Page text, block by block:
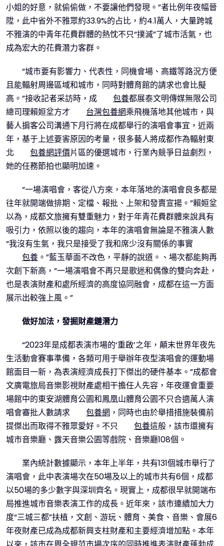
小姐的好意，就偷偷做，不要讓他們發現。”者比例年夜幅晉
陞，此中省外不雅眾約33.9%的占比，約4.1萬人，大量跨城
不雅演的中青年花費群體的熱忱不只“撲滅”了城市活氣，也
成為宏大的花費潛力客群。
“城市要有影響力、代表性，同機會場、高鐵等路況方便
且能輻射周邊區域和城市，同時對體育館的請求也會比擬
高。”接收記者采訪時，成
包養都展泰文明傳媒無限公司
總司理賴姮坌方才
台灣包養網乘飛機落地其他城市，與
藝人掮客公司溝通下月行將在成都舉行的演唱會事宜，近兩
年，基于上述要害原因的考量，很多藝人將成都作為輻射東
北
包養網評價片區的優選城市，行業內競爭日益劇烈，
她的任務節拍也顯明加速。
“一場演唱會，客從八方來，本年落地的演唱會良多都是
往年就開端做排期、定檔、報批、上架和發賣宣揚。”賴姮坌
以為，成都文旅擁有雙重魅力，對于年青花費群體來說具有
吸引力，依照以後的趨向，本年的演唱會無論是不雅演人數
“我沒有生氣，我只是接受了我和席少沒有關係的事實
包養 。”藍玉華面不改色，平靜的說道。、場次都能夠再
次創下新高，“一場演唱會不再只是歌迷和偶像的雙向奔赴，
也是表演財產和處所經濟的高度協同融會，成都在這一方面
展示出較強上風。”
做好加法，發掘財產鏈潛力
“2023年是成都表演市場的‘重啟’之年，顛末世界年夜先
生活動會賽事準備，各類可用于舉辦年夜型演唱會的運動場
館面目一新，為表演經濟成長打下傑出的硬件基本。”成都會
文廣電旅局音樂影視財產處相干擔任人先容，年夜運會重要
場館中的東安湖體育公園和鳳凰山體育公園不只合適萬人演
唱會審批人數請求
包養網 ，同時也由於舉措措施裝備前
提傑出而取得不雅眾愛好。不只
包養這般，該市還擁有
城市音樂廳、露天音樂公園等戲院、音樂廳108個。
業內統計數據顯示，本年上半年，共有131個城市舉行了
演唱會，此中表演場次在50場及以上的城市共有6個，成都
以50場的多少數字與深圳齊名。現實上，成都很早就開端布
局推進城市音樂表演工作的成長。近年來，該市連續加大力
度“三城三都”扶植，文創、游玩、體育、美食、音樂、會展6
年夜財產已成為成都新興支柱財產和主要經濟增加點。本年